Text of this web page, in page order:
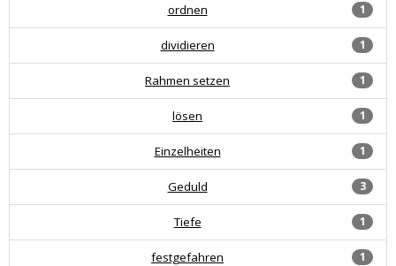
1
ordnen
1
dividieren
1
Rahmen setzen
1
lösen
1
Einzelheiten
3
Geduld
1
Tiefe
1
festgefahren